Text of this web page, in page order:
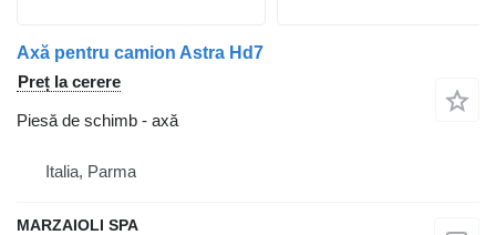
Axă pentru camion Astra Hd7
Preț la cerere
Piesă de schimb - axă
Italia, Parma
MARZAIOLI SPA